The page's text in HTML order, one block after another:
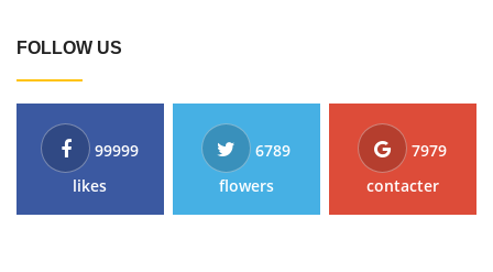
FOLLOW US
99999
likes
6789
flowers
7979
contacter